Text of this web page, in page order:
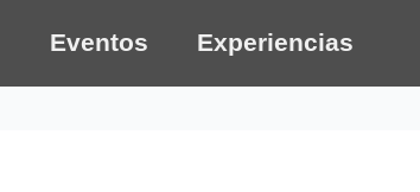
Eventos Experiencias